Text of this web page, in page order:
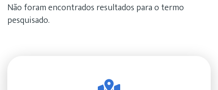
Não foram encontrados resultados para o termo
pesquisado.